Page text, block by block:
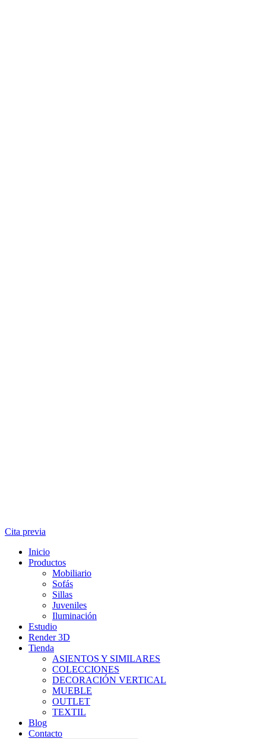
Cita previa
Inicio
Productos
Mobiliario
Sofás
Sillas
Juveniles
Iluminación
Estudio
Render 3D
Tienda
ASIENTOS Y SIMILARES
COLECCIONES
DECORACIÓN VERTICAL
MUEBLE
OUTLET
TEXTIL
Blog
Contacto